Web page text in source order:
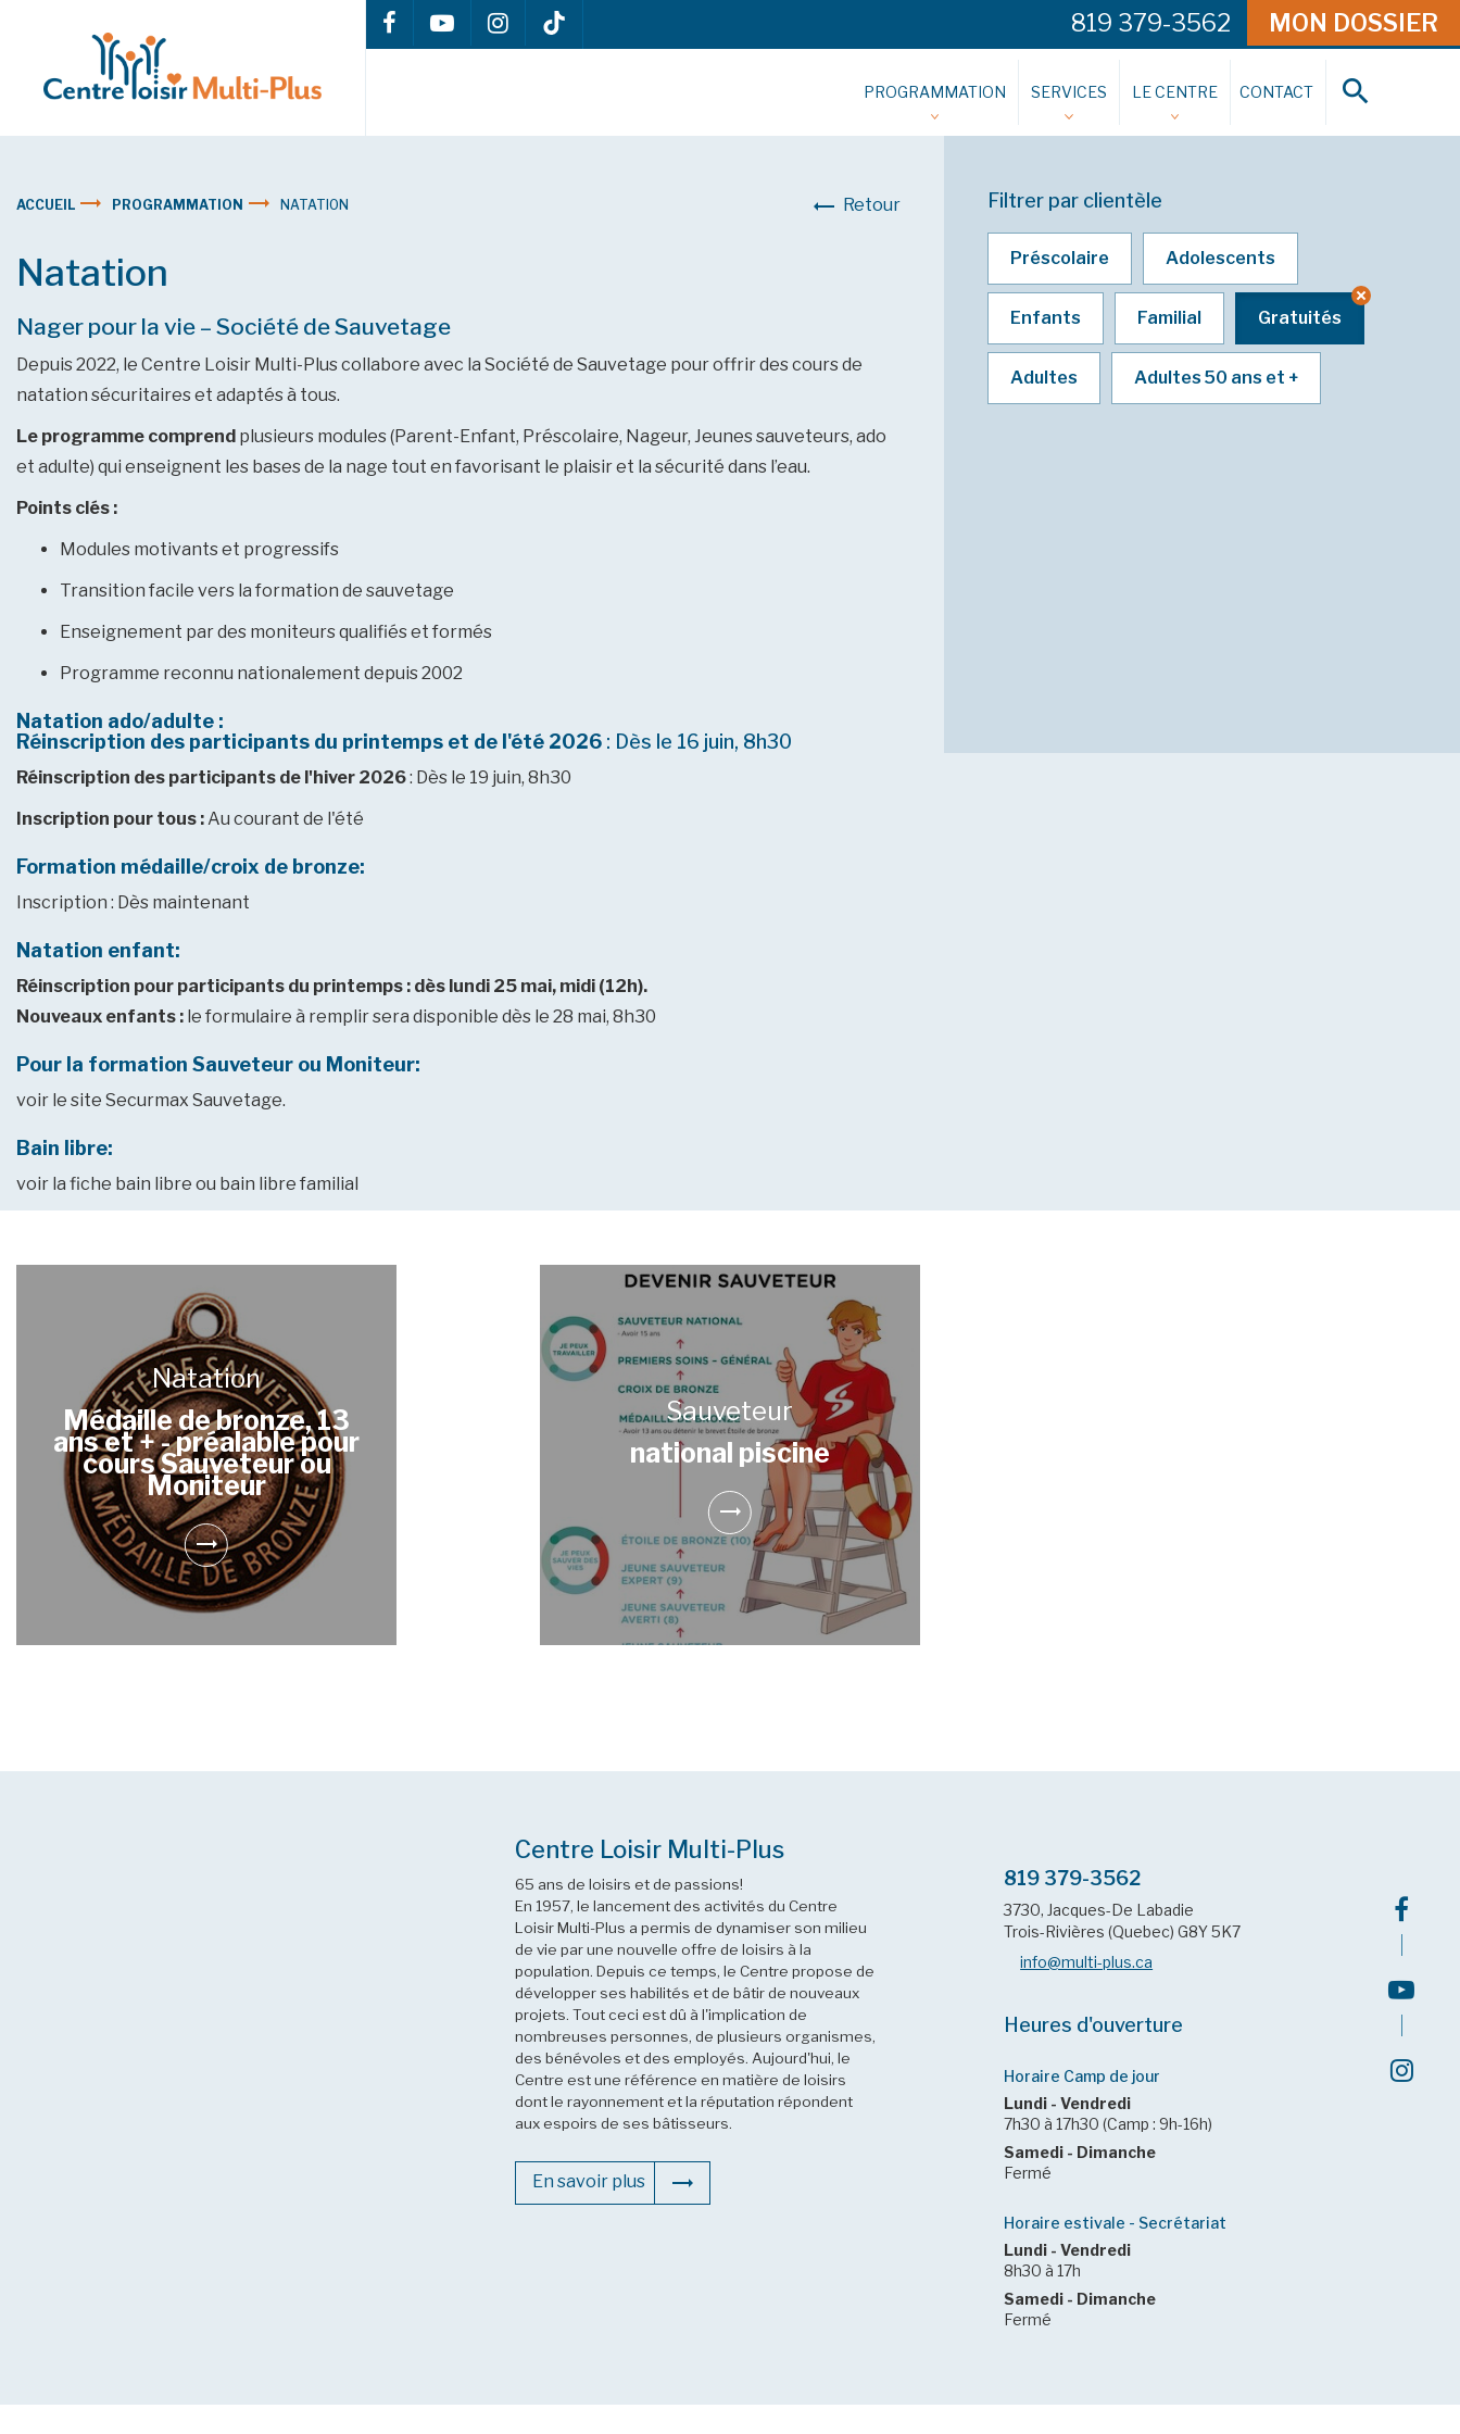
MON DOSSIER
819 379-3562
PROGRAMMATION SERVICES LE CENTRE CONTACT
ACCUEIL PROGRAMMATION NATATION Retour
Natation
Nager pour la vie – Société de Sauvetage
Depuis 2022, le Centre Loisir Multi-Plus collabore avec la Société de Sauvetage pour offrir des cours de
natation sécuritaires et adaptés à tous.
Le programme comprend plusieurs modules (Parent-Enfant, Préscolaire, Nageur, Jeunes sauveteurs, ado
et adulte) qui enseignent les bases de la nage tout en favorisant le plaisir et la sécurité dans l’eau.
Points clés :
Modules motivants et progressifs
Transition facile vers la formation de sauvetage
Enseignement par des moniteurs qualifiés et formés
Programme reconnu nationalement depuis 2002
Natation ado/adulte :
Réinscription des participants du printemps et de l'été 2026 : Dès le 16 juin, 8h30
Réinscription des participants de l'hiver 2026: Dès le 19 juin, 8h30
Inscription pour tous :Au courant de l'été
Formation médaille/croix de bronze:
Inscription : Dès maintenant
Natation enfant:
Réinscription pour participants du printemps : dès lundi 25 mai, midi (12h).
Nouveaux enfants : le formulaire à remplir sera disponible dès le 28 mai, 8h30
Pour la formation Sauveteur ou Moniteur:
voir le site Securmax Sauvetage.
Bain libre:
voir la fiche bain libre ou bain libre familial
Filtrer par clientèle
Préscolaire Adolescents
Enfants Familial Gratuités
Adultes Adultes 50 ans et +
Natation
Médaille de bronze, 13
ans et + - préalable pour
cours Sauveteur ou
Moniteur
Sauveteur
national piscine
Centre Loisir Multi-Plus
65 ans de loisirs et de passions!
En 1957, le lancement des activités du Centre
Loisir Multi-Plus a permis de dynamiser son milieu
de vie par une nouvelle offre de loisirs à la
population. Depuis ce temps, le Centre propose de
développer ses habilités et de bâtir de nouveaux
projets. Tout ceci est dû à l'implication de
nombreuses personnes, de plusieurs organismes,
des bénévoles et des employés. Aujourd'hui, le
Centre est une référence en matière de loisirs
dont le rayonnement et la réputation répondent
aux espoirs de ses bâtisseurs.
En savoir plus
819 379-3562
3730, Jacques-De Labadie
Trois-Rivières (Quebec) G8Y 5K7
info@multi-plus.ca
Heures d'ouverture
Horaire Camp de jour
Lundi - Vendredi
7h30 à 17h30 (Camp : 9h-16h)
Samedi - Dimanche
Fermé
Horaire estivale - Secrétariat
Lundi - Vendredi
8h30 à 17h
Samedi - Dimanche
Fermé